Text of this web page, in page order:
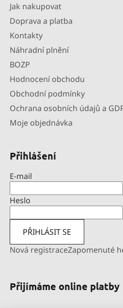
Jak nakupovat
Doprava a platba
Kontakty
Náhradní plnění
BOZP
Hodnocení obchodu
Obchodní podmínky
Ochrana osobních údajů a
Moje objednávka
Přihlášení
E-mail
Heslo
PŘIHLÁSIT SE
Nová registraceZapomenuté
Přijímáme online platby